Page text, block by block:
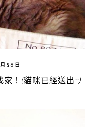
26 日
！(貓咪已經送出^^)